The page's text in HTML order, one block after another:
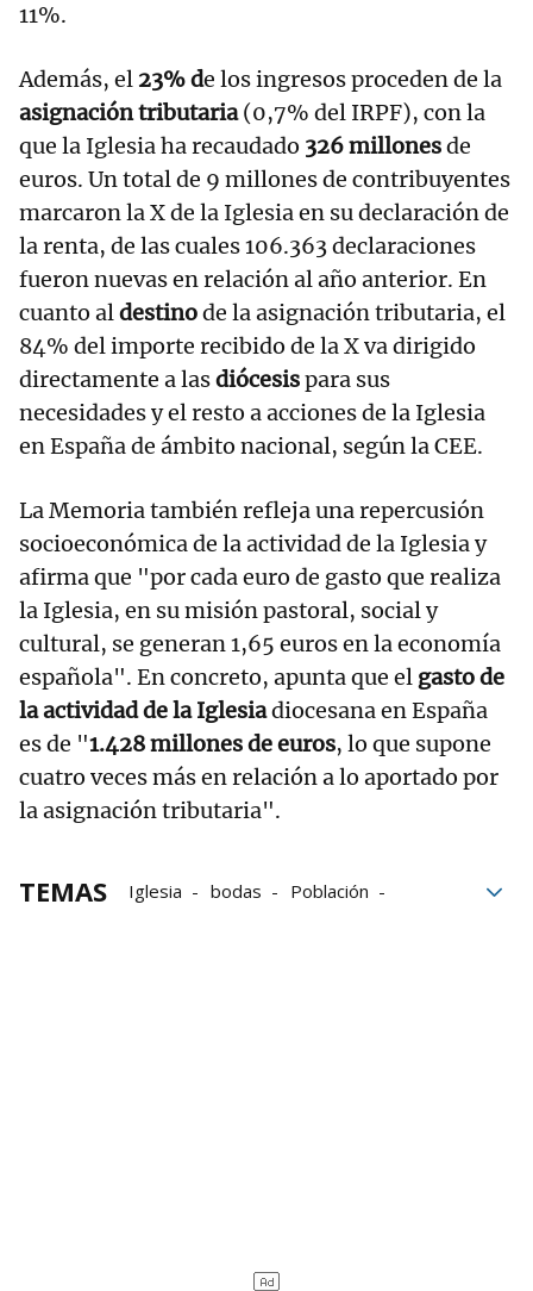
11%.
Además, el 23% de los ingresos proceden de la
asignación tributaria(0,7% del IRPF), con la
que la Iglesia ha recaudado 326 millonesde
euros. Un total de 9 millones de contribuyentes
marcaron la X de la Iglesia en su declaración de
la renta, de las cuales 106.363 declaraciones
fueron nuevas en relación al año anterior. En
cuanto aldestinode la asignación tributaria, el
84% del importe recibido de la X va dirigido
directamente a lasdiócesispara sus
necesidades y el resto a acciones de la Iglesia
en España de ámbito nacional, según la CEE.
La Memoria también refleja una repercusión
socioeconómica de la actividad de la Iglesia y
afirma que "por cada euro de gasto que realiza
la Iglesia, en su misión pastoral, social y
cultural, se generan 1,65 euros en la economía
española". En concreto, apunta que el gasto de
la actividad de la Iglesiadiocesana en España
es de "1.428 millones de euros, lo que supone
cuatro veces más en relación a lo aportado por
la asignación tributaria".
TEMAS Iglesia bodas
Población